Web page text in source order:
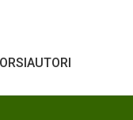
AUTORI